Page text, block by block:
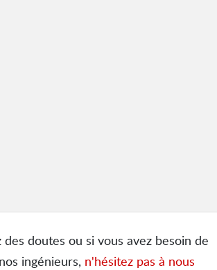
des doutes ou si vous avez besoin de
ingénieurs, n'hésitez pas à nous